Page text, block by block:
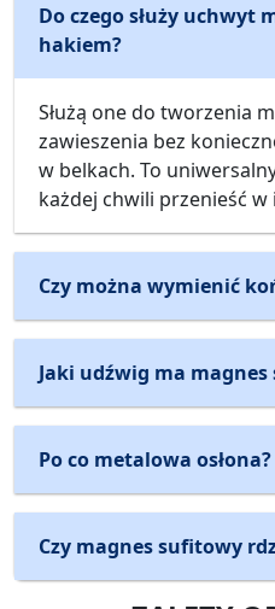
Do czego służy uchwyt
hakiem?
Służą one do tworzenia
zawieszenia bez
w belkach. To
każdej chwili przenieść
Czy można wymienić
Jaki udźwig ma
Po co metalowa osłona?
Czy magnes sufitowy